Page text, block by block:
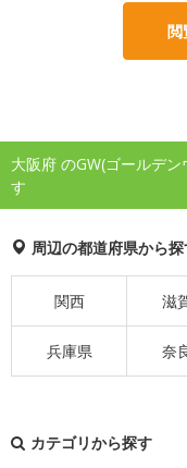
閲
大阪府 のGW(ゴールデ
す
周辺の都道府県から
関西 滋
兵庫県 奈
カテゴリから探す